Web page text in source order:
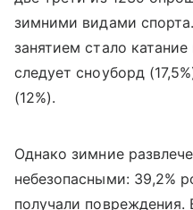
зимними видами
занятием стало
следует сноуборд
(12%).
Однако зимние
небезопасными: 39,2%
получали повреждения.